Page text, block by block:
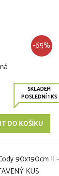
-65%
SKLADEM
POSLEDNÍ 1 KS
DO KOŠÍKU